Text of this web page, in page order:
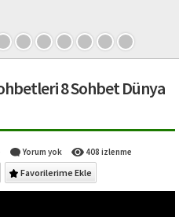
8 Sohbet Dünya
Yorum yok 408 izlenme
Favorilerime Ekle